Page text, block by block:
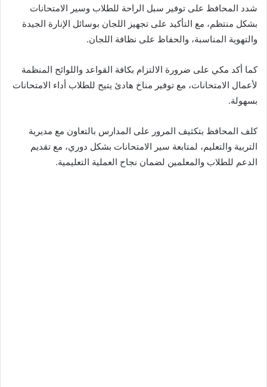
شدد المحافظ على توفير سبل الراحة للطلاب وسير الامتحانات
بشكل منتظم، مع التأكيد على تجهيز اللجان بوسائل الإنارة الجيدة
والتهوية المناسبة، والحفاظ على نظافة اللجان.
كما أكد مكي على ضرورة الالتزام بكافة القواعد واللوائح المنظمة
لأعمال الامتحانات، مع توفير مناخ هادئ يتيح للطلاب أداء الامتحانات
بسهولة.
كلف المحافظ بتكثيف المرور على المدارس بالتعاون مع مديرية
التربية والتعليم، لمتابعة سير الامتحانات بشكل دوري، مع تقديم
الدعم للطلاب والمعلمين لضمان نجاح العملية التعليمية.